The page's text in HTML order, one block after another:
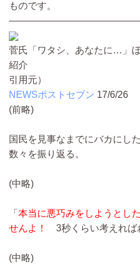
ものです。
菅氏「ワタシ、あなたに…」
紹介
引用元）
NEWSポストセブン 17/6/26
(前略)
国民を見事なまでにバカにし
数々を振り返る。
(中略)
「 本当に悪巧みをしようとし
せんよ！
3秒くらい考えれば
(中略)